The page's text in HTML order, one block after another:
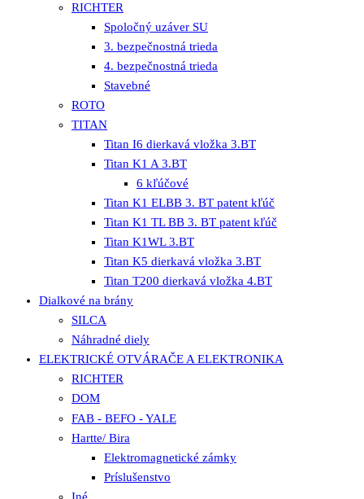
RICHTER
Spoločný uzáver SU
3. bezpečnostná trieda
4. bezpečnostná trieda
Stavebné
ROTO
TITAN
Titan I6 dierkavá vložka 3.BT
Titan K1 A 3.BT
6 kľúčové
Titan K1 ELBB 3. BT patent kľúč
Titan K1 TL BB 3. BT patent kľúč
Titan K1WL 3.BT
Titan K5 dierkavá vložka 3.BT
Titan T200 dierkavá vložka 4.BT
Dialkové na brány
SILCA
Náhradné diely
ELEKTRICKÉ OTVÁRAČE A ELEKTRONIKA
RICHTER
DOM
FAB - BEFO - YALE
Hartte/ Bira
Elektromagnetické zámky
Príslušenstvo
Iné